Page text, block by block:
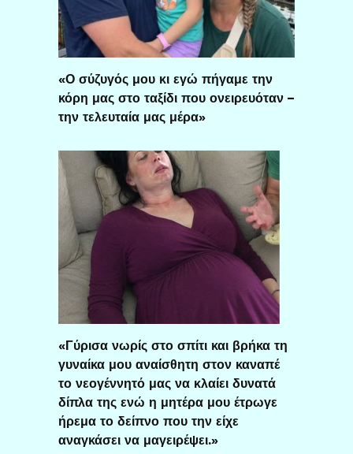
«Ο σύζυγός μου κι εγώ πήγαμε την
κόρη μας στο ταξίδι που ονειρευόταν –
την τελευταία μας μέρα»
«Γύρισα νωρίς στο σπίτι και βρήκα τη
γυναίκα μου αναίσθητη στον καναπέ
το νεογέννητό μας να κλαίει δυνατά
δίπλα της ενώ η μητέρα μου έτρωγε
ήρεμα το δείπνο που την είχε
αναγκάσει να μαγειρέψει.»